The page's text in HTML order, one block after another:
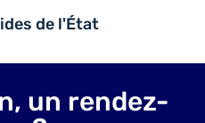
de l'État
un rendez-